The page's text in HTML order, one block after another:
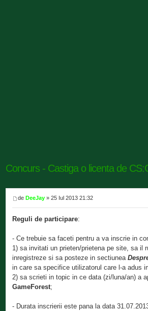
Concurs - Castiga o licenta de
deDeeJay » 25 Iul 2013 21:32
Reguli de participare:
- Ce trebuie sa faceti pentru a va inscrie in
1) sa invitati un prieten/prietena pe site, sa il
inregistreze si sa posteze in sectiunea
in care sa specifice utilizatorul care l-a adus
2) sa scrieti in topic in ce data (zi/luna/an) a
GameForest;
- Durata inscrierii este pana la data